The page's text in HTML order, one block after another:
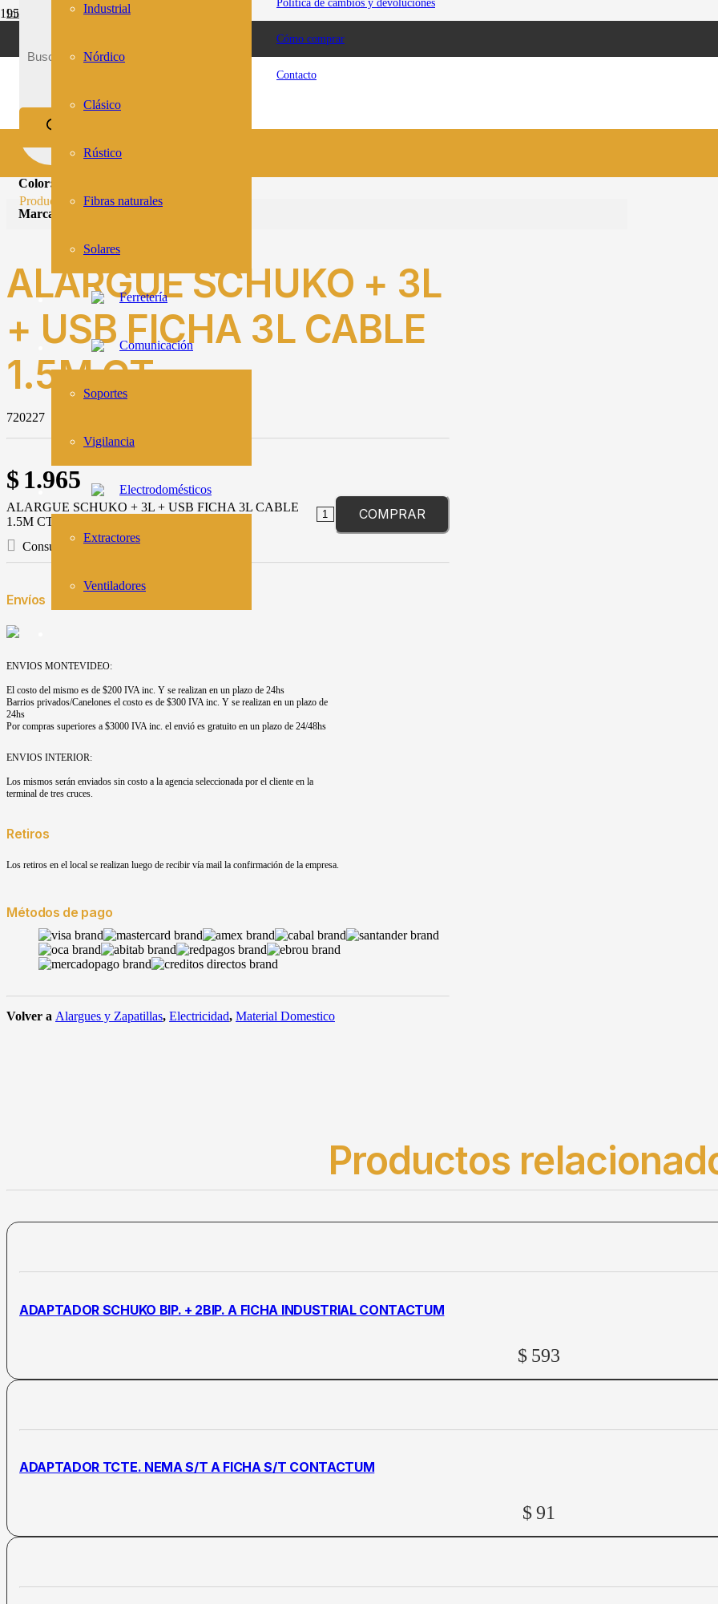
Política de cambios y devoluciones
Cómo comprar
Contacto
Producto se ha añadido a tu carrito.
Industrial
Nórdico
Clásico
Rústico
Fibras naturales
Solares
Ferretería
Comunicación
Soportes
Vigilancia
Electrodomésticos
Extractores
Ventiladores
Inicio
Material Domestico
ALARGUE SCHUKO + 3L + USB FICHA 3L CABLE 1.5M CT
INFORMACIÓN DEL PRODUCTO
Color:
Marca:
ALARGUE SCHUKO + 3L
+ USB FICHA 3L CABLE
1.5M CT
720227
$ 1.965
ALARGUE SCHUKO + 3L + USB FICHA 3L CABLE
1.5M CT cantidad
COMPRAR
Consulta por este producto
Envíos
ENVIOS MONTEVIDEO:
El costo del mismo es de $200 IVA inc. Y se realizan en un plazo de 24hs
Barrios privados/Canelones el costo es de $300 IVA inc. Y se realizan en un plazo de
24hs
Por compras superiores a $3000 IVA inc. el envió es gratuito en un plazo de 24/48hs
ENVIOS INTERIOR:
Los mismos serán enviados sin costo a la agencia seleccionada por el cliente en la
terminal de tres cruces.
Retiros
Los retiros en el local se realizan luego de recibir vía mail la confirmación de la empresa.
Métodos de pago
Volver a Alargues y Zapatillas, Electricidad, Material Domestico
Productos
ADAPTADOR SCHUKO BIP. + 2BIP. A FICHA INDUSTRIAL CONTACTUM
$ 593
ADAPTADOR TCTE. NEMA S/T A FICHA S/T CONTACTUM
$ 91